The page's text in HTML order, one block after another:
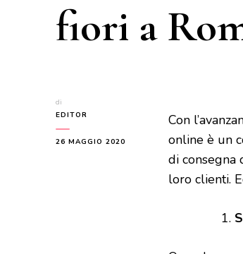
fiori a
di
EDITOR
26 MAGGIO 2020
Con
online è un
di consegna
loro clienti.